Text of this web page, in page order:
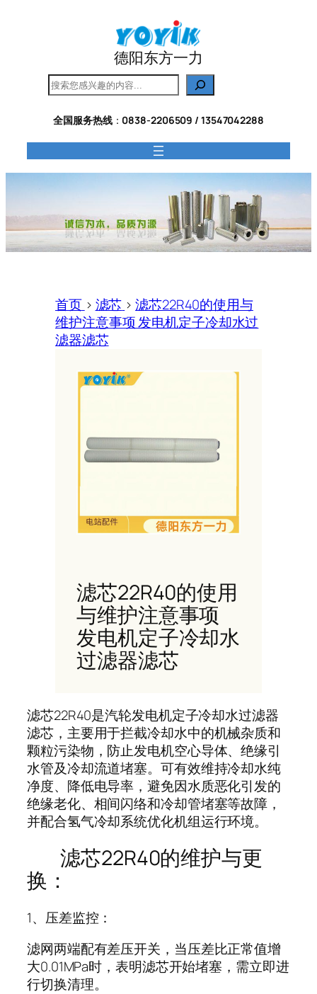
德阳东方一力
搜
索
全国服务热线： 0838-2206509 / 13547042288
首页 > 滤芯 >滤芯22R40的使用与
维护注意事项 发电机定子冷却水过
滤器滤芯
滤芯22R40的使用
与维护注意事项
发电机定子冷却水
过滤器滤芯
滤芯22R40是汽轮发电机定子冷却水过滤器
滤芯，主要用于拦截冷却水中的机械杂质和
颗粒污染物，防止发电机空心导体、绝缘引
水管及冷却流道堵塞。可有效维持冷却水纯
净度、降低电导率，避免因水质恶化引发的
绝缘老化、相间闪络和冷却管堵塞等故障，
并配合氢气冷却系统优化机组运行环境。
滤芯22R40的维护与更
换：
1、压差监控：
滤网两端配有差压开关，当压差比正常值增
大0.01MPa时，表明滤芯开始堵塞，需立即进
行切换清理。